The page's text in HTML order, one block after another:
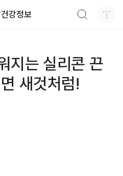
강정보
지는 실리콘 끈
새것처럼!